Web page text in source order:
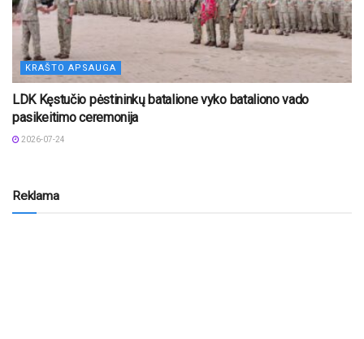
KRAŠTO APSAUGA
LDK Kęstučio pėstininkų batalione vyko bataliono vado
pasikeitimo ceremonija
2026-07-24
Reklama